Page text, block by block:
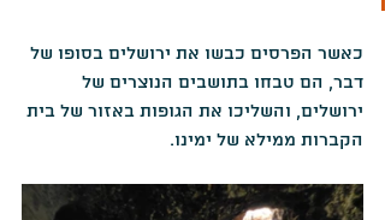
כאשר הפרסים כבשו את ירושלים בסופו של
דבר, הם טבחו בתושבים הנוצרים של
ירושלים, והשליכו את הגופות באזור של בית
הקברות ממילא של ימינו.